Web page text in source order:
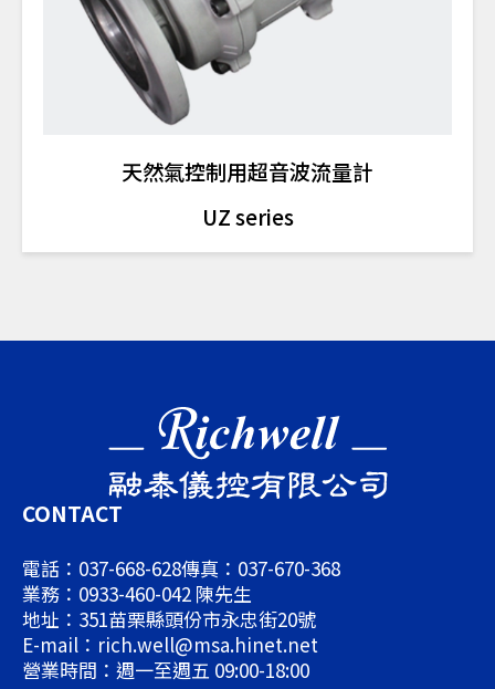
天然氣控制用超音波流量計
UZ series
CONTACT
電話：037-668-628傳真：037-670-368
業務：0933-460-042 陳先生
地址：351苗栗縣頭份市永忠街20號
E-mail：rich.well@msa.hinet.net
營業時間：週一至週五 09:00-18:00